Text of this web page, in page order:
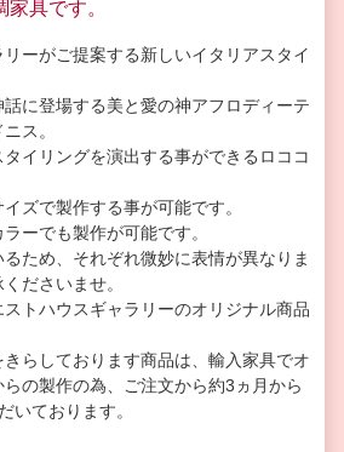
具です。
ーがご提案する新しいイタリアスタイ
に登場する美と愛の神アフロディーテ
ス。
イリングを演出する事ができるロココ
ズで製作する事が可能です。
ーでも製作が可能です。
ため、それぞれ微妙に表情が異なりま
ださいませ。
トハウスギャラリーのオリジナル商品
らしております商品は、輸入家具でオ
の製作の為、ご注文から約3ヵ月から
いております。